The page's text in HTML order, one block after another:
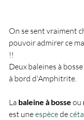
On se sent vraiment
pouvoir admirer ce
!!
Deux baleines à
à bord d'Amphitrite.
La baleine à bosse ou
est une espèce de